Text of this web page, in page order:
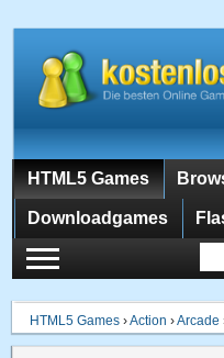
HTML5 Games
Downloadgames
HTML5 Games ›Action ›Arcade